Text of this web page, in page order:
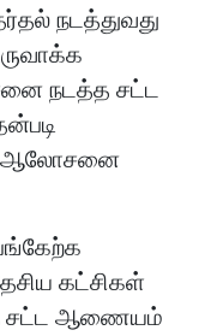
நடத்துவது
நடத்த சட்ட
ஆலோசனை
கட்சிகள்
சட்ட ஆணையம்